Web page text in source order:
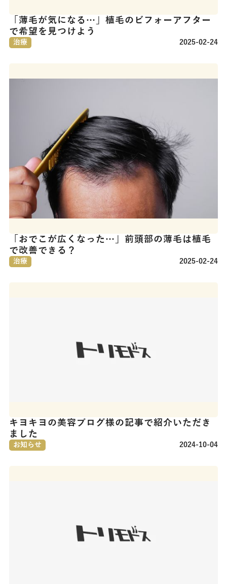
「薄毛が気になる…」植毛のビフォーアフター
で希望を見つけよう
治療 2025-02-24
「おでこが広くなった…」前頭部の薄毛は植毛
で改善できる？
治療 2025-02-24
キヨキヨの美容ブログ様の記事で紹介いただき
ました
お知らせ 2024-10-04